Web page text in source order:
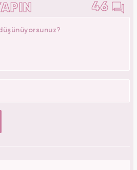
46